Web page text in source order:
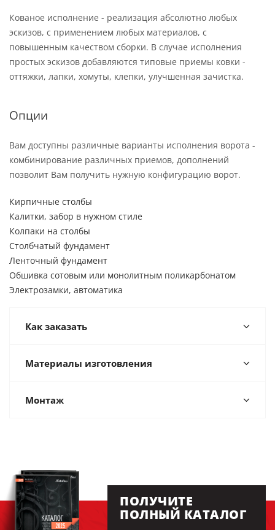
Кованое исполнение - реализация абсолютно любых
эскизов, с применением любых материалов, с
повышенным качеством сборки. В случае исполнения
простых эскизов добавляются типовые приемы ковки -
оттяжки, лапки, хомуты, клепки, улучшенная зачистка.
Опции
Вам доступны различные варианты исполнения ворота -
комбинирование различных приемов, дополнений
позволит Вам получить нужную конфигурацию ворот.
Кирпичные столбы
Калитки, забор в нужном стиле
Колпаки на столбы
Столбчатый фундамент
Ленточный фундамент
Обшивка сотовым или монолитным поликарбонатом
Электрозамки, автоматика
Как заказать
Материалы изготовления
Монтаж
ПОЛУЧИТЕ
ПОЛНЫЙ КАТАЛОГ